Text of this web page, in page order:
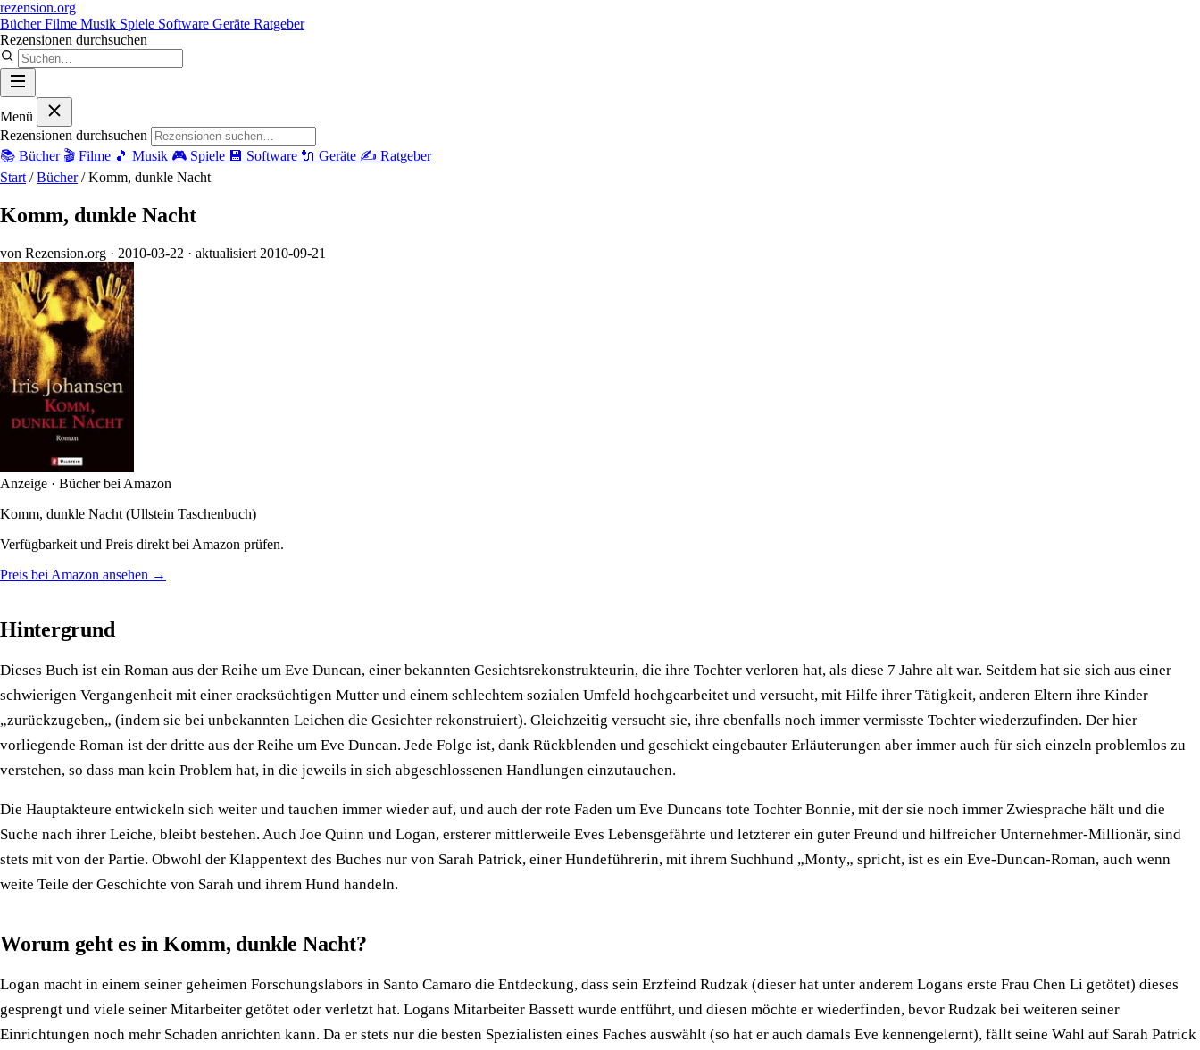
rezension.org
BücherFilme Musik Spiele Software Geräte Ratgeber
Rezensionen durchsuchen
Menü
Rezensionen durchsuchen
📚 Bücher 🎬 Filme 🎵 Musik 🎮 Spiele 💾 Software 🔌 Geräte ✍️ Ratgeber
Start / Bücher / Komm, dunkle Nacht
Komm, dunkle Nacht
von Rezension.org · 2010-03-22 · aktualisiert 2010-09-21
Anzeige · Bücher bei Amazon
Komm, dunkle Nacht (Ullstein Taschenbuch)
Verfügbarkeit und Preis direkt bei Amazon prüfen.
Preis bei Amazon ansehen →
Hintergrund
Dieses Buch ist ein Roman aus der Reihe um Eve Duncan, einer bekannten Gesichtsrekonstrukteurin, die ihre Tochter verloren hat, als diese 7 Jahre alt war. Seitdem hat sie sich aus einer
schwierigen Vergangenheit mit einer cracksüchtigen Mutter und einem schlechtem sozialen Umfeld hochgearbeitet und versucht, mit Hilfe ihrer Tätigkeit, anderen Eltern ihre Kinder
„zurückzugeben„ (indem sie bei unbekannten Leichen die Gesichter rekonstruiert). Gleichzeitig versucht sie, ihre ebenfalls noch immer vermisste Tochter wiederzufinden. Der hier
vorliegende Roman ist der dritte aus der Reihe um Eve Duncan. Jede Folge ist, dank Rückblenden und geschickt eingebauter Erläuterungen aber immer auch für sich einzeln problemlos zu
verstehen, so dass man kein Problem hat, in die jeweils in sich abgeschlossenen Handlungen einzutauchen.
Die Hauptakteure entwickeln sich weiter und tauchen immer wieder auf, und auch der rote Faden um Eve Duncans tote Tochter Bonnie, mit der sie noch immer Zwiesprache hält und die
Suche nach ihrer Leiche, bleibt bestehen. Auch Joe Quinn und Logan, ersterer mittlerweile Eves Lebensgefährte und letzterer ein guter Freund und hilfreicher Unternehmer-Millionär, sind
stets mit von der Partie. Obwohl der Klappentext des Buches nur von Sarah Patrick, einer Hundeführerin, mit ihrem Suchhund „Monty„ spricht, ist es ein Eve-Duncan-Roman, auch wenn
weite Teile der Geschichte von Sarah und ihrem Hund handeln.
Worum geht es in Komm, dunkle Nacht?
Logan macht in einem seiner geheimen Forschungslabors in Santo Camaro die Entdeckung, dass sein Erzfeind Rudzak (dieser hat unter anderem Logans erste Frau Chen Li getötet) dieses
gesprengt und viele seiner Mitarbeiter getötet oder verletzt hat. Logans Mitarbeiter Bassett wurde entführt, und diesen möchte er wiederfinden, bevor Rudzak bei weiteren seiner
Einrichtungen noch mehr Schaden anrichten kann. Da er stets nur die besten Spezialisten eines Faches auswählt (so hat er auch damals Eve kennengelernt), fällt seine Wahl auf Sarah Patrick